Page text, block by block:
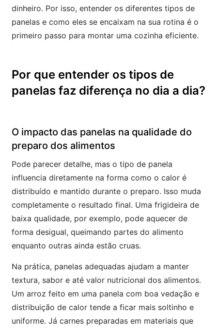
dinheiro. Por isso, entender os diferentes tipos de
panelas e como eles se encaixam na sua rotina é o
primeiro passo para montar uma cozinha eficiente.
Por que entender os tipos de
panelas faz diferença no dia a dia?
O impacto das panelas na qualidade do
preparo dos alimentos
Pode parecer detalhe, mas o tipo de panela
influencia diretamente na forma como o calor é
distribuído e mantido durante o preparo. Isso muda
completamente o resultado final. Uma frigideira de
baixa qualidade, por exemplo, pode aquecer de
forma desigual, queimando partes do alimento
enquanto outras ainda estão cruas.
Na prática, panelas adequadas ajudam a manter
textura, sabor e até valor nutricional dos alimentos.
Um arroz feito em uma panela com boa vedação e
distribuição de calor tende a ficar mais soltinho e
uniforme. Já carnes preparadas em materiais que